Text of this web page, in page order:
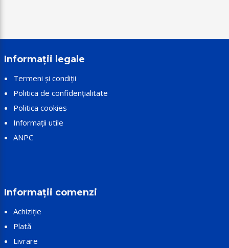
Informații legale
Termeni și condiții
Politica de confidențialitate
Politica cookies
Informații utile
ANPC
Informații comenzi
Achiziție
Plată
Livrare